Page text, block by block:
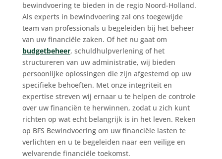
bewindvoering te bieden in de regio Noord-Holland.
Als experts in bewindvoering zal ons toegewijde
team van professionals u begeleiden bij het beheer
van uw financiële zaken. Of het nu gaat om
budgetbeheer, schuldhulpverlening of het
structureren van uw administratie, wij bieden
persoonlijke oplossingen die zijn afgestemd op uw
specifieke behoeften. Met onze integriteit en
expertise streven wij ernaar u te helpen de controle
over uw financiën te herwinnen, zodat u zich kunt
richten op wat echt belangrijk is in het leven. Reken
op BFS Bewindvoering om uw financiële lasten te
verlichten en u te begeleiden naar een veilige en
welvarende financiële toekomst.